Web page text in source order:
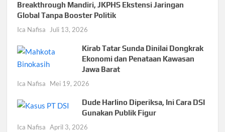
Breakthrough Mandiri, JKPHS Ekstensi Jaringan
Global Tanpa Booster Politik
Ica Nafisa Juli 13, 2026
Kirab Tatar Sunda Dinilai Dongkrak
Ekonomi dan Penataan Kawasan
Jawa Barat
Ica Nafisa Mei 19, 2026
Dude Harlino Diperiksa, Ini Cara DSI
Gunakan Publik Figur
Ica Nafisa April 3, 2026